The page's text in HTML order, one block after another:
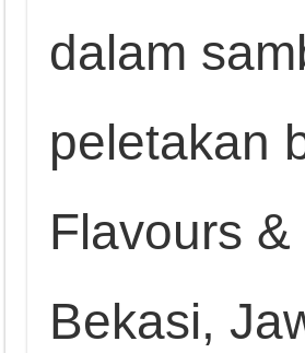
dalam
peletakan
Flavours
Bekasi,